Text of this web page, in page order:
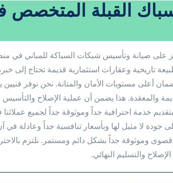
سباك القبلة
على صيانة وتأسيس شبكات السباكة للمباني في
تاريخية وعقارات استثمارية قديمة تحتاج إلى
مستويات الأمان والمتانة. نحن نوفر فنيين
والمعقدة. هذا يضمن أن عملية الإصلاح
بتقديم خدمة احترافية جداً وموثوقة جداً لجميع
جودة لا مثيل لها وبأسعار تنافسية جداً وعادلة في
قصوى وموثوقة جداً بشكل دائم ومستمر. نلتزم
والتسليم النهائي.